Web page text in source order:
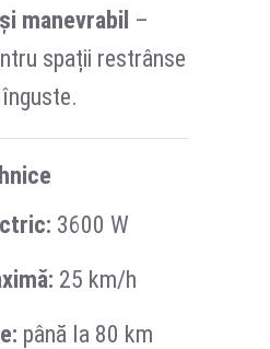
manevrabil –
spații restrânse
3600 W
25 km/h
până la 80 km